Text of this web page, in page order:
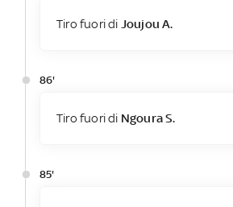
Tiro fuori di Joujou A.
86'
Tiro fuori di Ngoura S.
85'